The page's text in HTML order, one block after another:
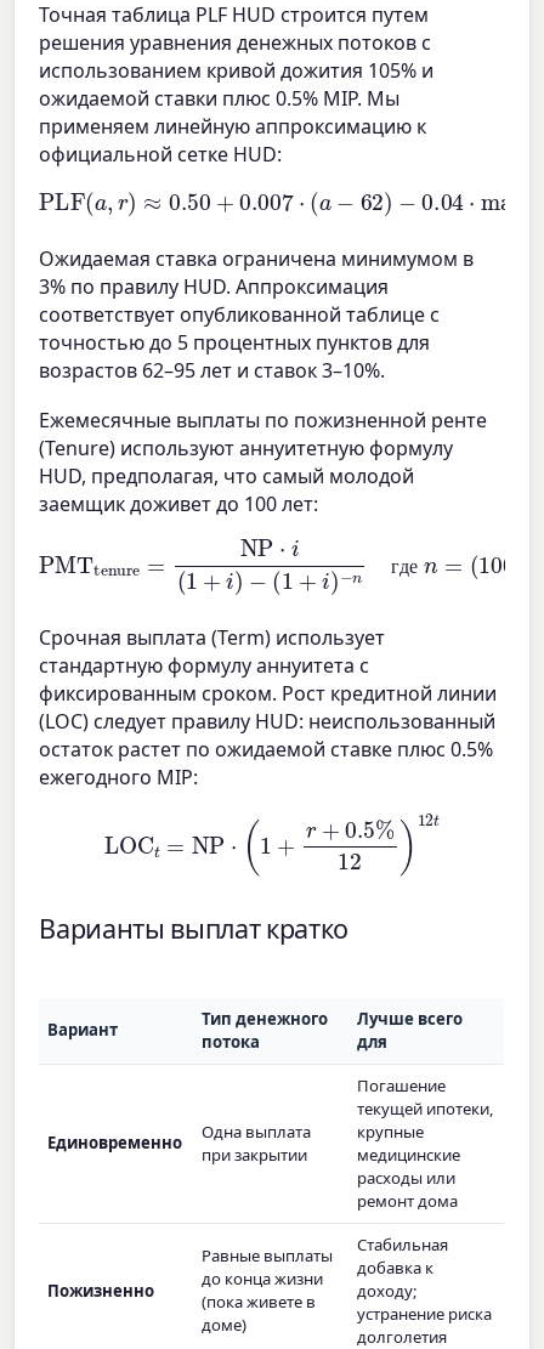
Точная таблица PLF HUD строится путем
решения уравнения денежных потоков с
использованием кривой дожития 105% и
ожидаемой ставки плюс 0.5% MIP. Мы
применяем линейную аппроксимацию к
официальной сетке HUD:
PLF(a,r )≈0.50 +0.007 ⋅(a− 62)− 0.04⋅ max(0 r−3
Ожидаемая ставка ограничена минимумом в
3% по правилу HUD. Аппроксимация
соответствует опубликованной таблице с
точностью до 5 процентных пунктов для
возрастов 62–95 лет и ставок 3–10%.
Ежемесячные выплаты по пожизненной ренте
(Tenure) используют аннуитетную формулу
HUD, предполагая, что самый молодой
заемщик доживет до 100 лет:
гд е
NP⋅i(1 +i
возраст
Срочная выплата (Term) использует
стандартную формулу аннуитета с
фиксированным сроком. Рост кредитной линии
(LOC) следует правилу HUD: неиспользованный
остаток растет по ожидаемой ставке плюс 0.5%
ежегодного MIP:
+ ) 12t
Варианты выплат кратко
Вариант
Тип денежного
потока
Лучше всего
для
Единовременно
Одна выплата
при закрытии
Погашение
текущей ипотеки,
крупные
медицинские
расходы или
ремонт дома
Пожизненно
Равные выплаты
до конца жизни
(пока живете в
доме)
Стабильная
добавка к
доходу;
устранение риска
долголетия